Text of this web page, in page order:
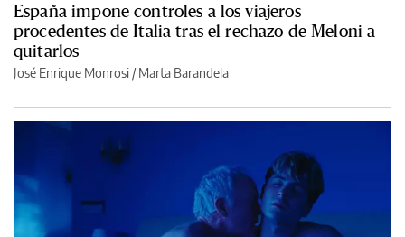
España impone controles a los viajeros
procedentes de Italia tras el rechazo de Meloni a
quitarlos
José Enrique Monrosi / Marta Barandela